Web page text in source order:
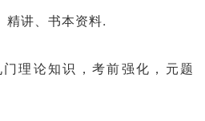
精讲、书本资料.
理论知识，考前强化，元题